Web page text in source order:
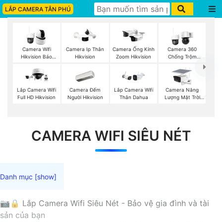
LẮP CAMERA TÂN PHÚ
Camera Wifi
Hikvision Báo
Camera Ip Thân
Hikvision
Camera Ống Kính
Zoom Hikvision
Camera 360
Chống Trộm
Lắp Camera Wifi
Full HD Hikvision
Camera Đếm
Người Hikvision
Lắp Camera Wifi
Thân Dahua
Camera Năng
Lượng Mặt Trời
CAMERA WIFI SIÊU NÉT
📷🔒 Lắp Camera Wifi Siêu Nét - Bảo vệ gia đình và tài
sản của bạn